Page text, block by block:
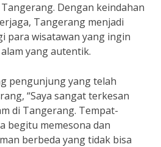
Dengan keindahan
Tangerang menjadi
para wisatawan yang ingin
yang autentik.
pengunjung yang telah
“Saya sangat terkesan
di Tangerang. Tempat-
begitu memesona dan
berbeda yang tidak bisa